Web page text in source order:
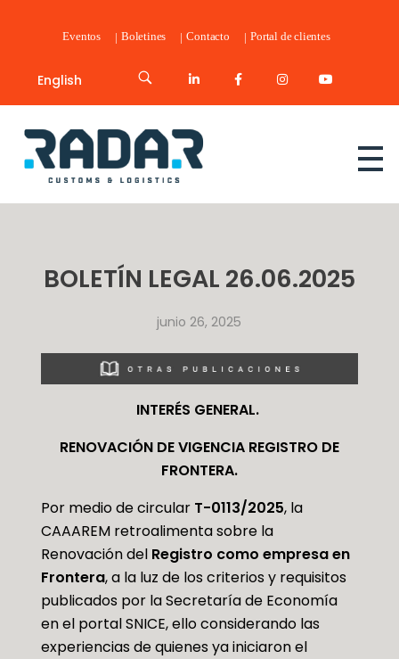
Eventos Boletines Contacto Portal de clientes
English
Radar Customs & Logistics
BOLETÍN LEGAL 26.06.2025
junio 26, 2025
INTERÉS GENERAL.
RENOVACIÓN DE VIGENCIA REGISTRO DE
FRONTERA.
Por medio de circular T-0113/2025, la
CAAAREM retroalimenta sobre la
Renovación del Registro como empresa en
Frontera, a la luz de los criterios y requisitos
publicados por la Secretaría de Economía
en el portal SNICE, ello considerando las
experiencias de quienes ya iniciaron el